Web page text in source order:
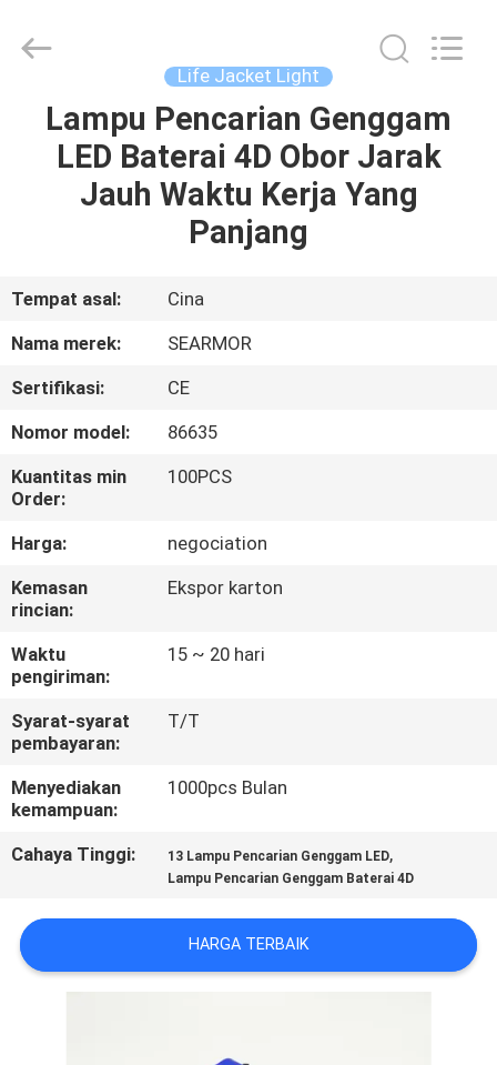
RUMAH
PRODUK
TENTANG
TUR
PABRIK
KONTROL
KUALITAS
COMPANY
NEWS
SITEMAP
POLICY
Marine
Co.,Ltd..
Life Jacket Light
Lampu Pencarian Genggam
LED Baterai 4D Obor Jarak
Jauh Waktu Kerja Yang
Panjang
Tempat asal:
Cina
Nama merek:
SEARMOR
Sertifikasi:
CE
Nomor model:
86635
Kuantitas min
Order:
100PCS
Harga:
negociation
Kemasan
rincian:
Ekspor karton
Waktu
pengiriman:
15 ~ 20 hari
Syarat-syarat
pembayaran:
T/T
Menyediakan
kemampuan:
1000pcs Bulan
Cahaya Tinggi: 13 Lampu Pencarian Genggam LED,
Lampu Pencarian Genggam Baterai 4D
HARGA TERBAIK